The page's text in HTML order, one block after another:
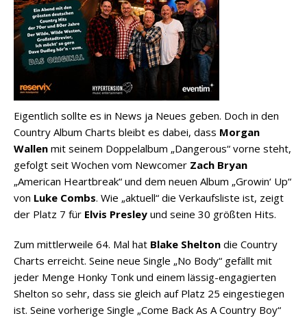
Eigentlich sollte es in News ja Neues geben. Doch in den
Country Album Charts bleibt es dabei, dass Morgan
Wallen mit seinem Doppelalbum „Dangerous“ vorne steht,
gefolgt seit Wochen vom Newcomer Zach Bryan
„American Heartbreak“ und dem neuen Album „Growin‘ Up“
von Luke Combs. Wie „aktuell“ die Verkaufsliste ist, zeigt
der Platz 7 für Elvis Presley und seine 30 größten Hits.
Zum mittlerweile 64. Mal hat Blake Shelton die Country
Charts erreicht. Seine neue Single „No Body“ gefällt mit
jeder Menge Honky Tonk und einem lässig-engagierten
Shelton so sehr, dass sie gleich auf Platz 25 eingestiegen
ist. Seine vorherige Single „Come Back As A Country Boy“